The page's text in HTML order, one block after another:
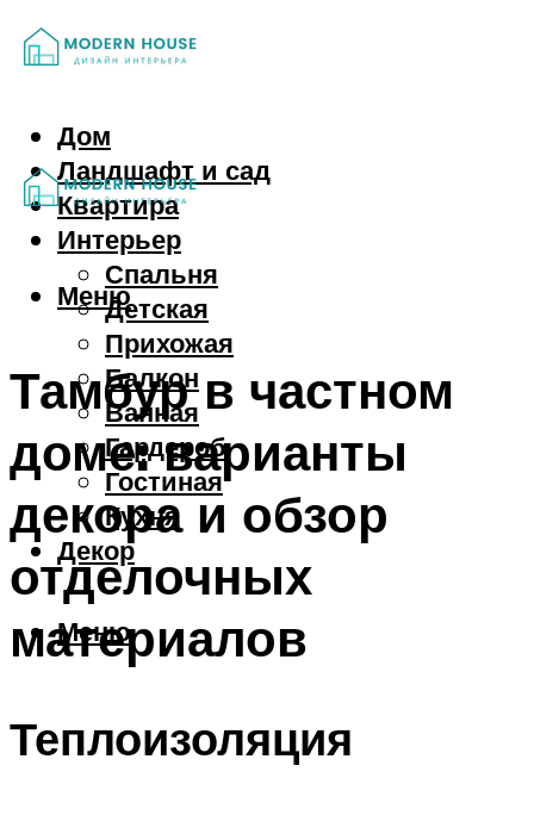
Дом
Ландшафт и сад
Квартира
Интерьер
Спальня
Детская
Прихожая
Балкон
Ванная
Гардероб
Гостиная
Кухня
Декор
Меню
Меню
Тамбур в частном
доме: варианты
декора и обзор
отделочных
материалов
Теплоизоляция